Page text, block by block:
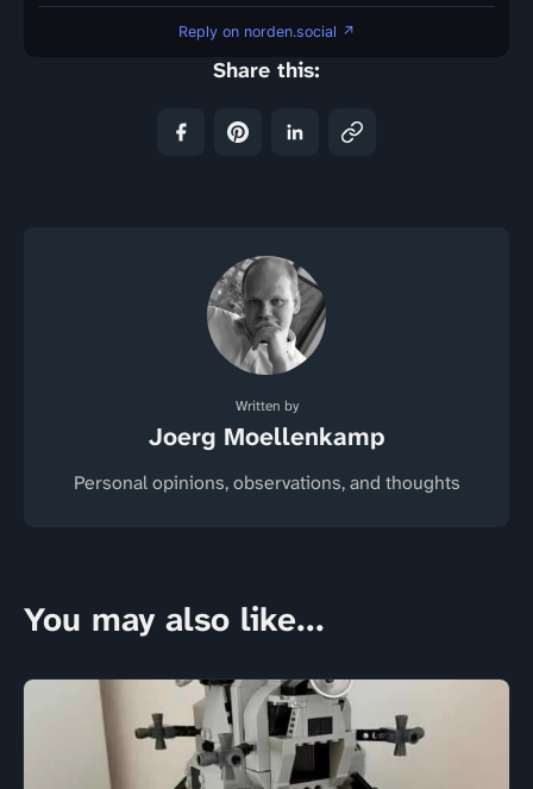
Reply on norden.social ↗
Share this:
Written by
Joerg Moellenkamp
Personal opinions, observations, and thoughts
You may also like...